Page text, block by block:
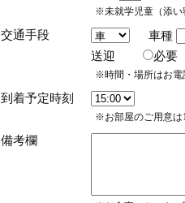
※未就学児童（添い
交通手段
車種
送迎
必
※時間・場所はお電
到着予定時刻
※お部屋のご用意は
備考欄